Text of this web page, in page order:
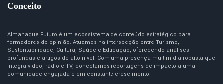
Conceito
Almanaque Futuro é um ecossistema de conteúdo estratégico para
formadores de opinião. Atuamos na intersecção entre Turismo,
Sustentabilidade, Cultura, Saúde e Educação, oferecendo análises
profundas e artigos de alto nível. Com uma presença multimídia robusta que
integra vídeo, rádio e TV, conectamos reportagens de impacto a uma
comunidade engajada e em constante crescimento.